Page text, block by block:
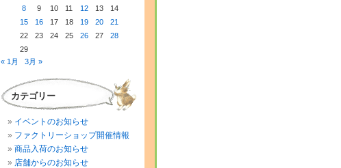
8
9 10 11 12 13
14
15
16 17 18 19 20
21
22
23 24 25 26 27
28
29
« 1月
3月 »
カテゴリー
イベントのお知らせ
ファクトリーショップ開催情報
商品入荷のお知らせ
店舗からのお知らせ